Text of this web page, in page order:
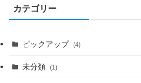
カテゴリー
ピックアップ (4)
未分類 (1)